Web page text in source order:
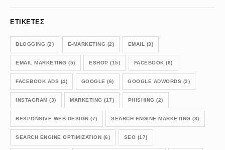
ΕΤΙΚΈΤΕΣ
BLOGGING (2) E-MARKETING (2) EMAIL (3)
EMAIL MARKETING (5) ESHOP (15) FACEBOOK (6)
FACEBOOK ADS (4) GOOGLE (6) GOOGLE ADWORDS (3)
INSTAGRAM (3) MARKETING (17) PHISHING (2)
RESPONSIVE WEB DESIGN (7) SEARCH ENGINE MARKETING (3)
SEARCH ENGINE OPTIMIZATION (6) SEO (17)